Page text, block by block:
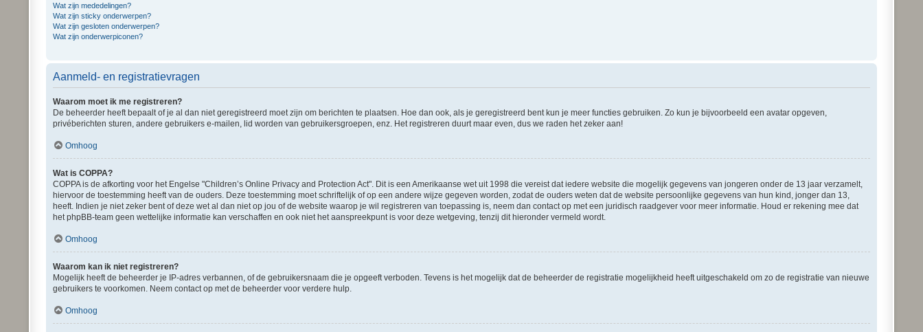
Wat zijn mededelingen?
Wat zijn sticky onderwerpen?
Wat zijn gesloten onderwerpen?
Wat zijn onderwerpiconen?
Aanmeld- en registratievragen
Waarom moet ik me registreren?
De beheerder heeft bepaalt of je al dan niet geregistreerd moet zijn om berichten te plaatsen. Hoe dan ook, als je geregistreerd bent kun je meer functies gebruiken. Zo kun je bijvoorbeeld een avatar opgeven,
privéberichten sturen, andere gebruikers e-mailen, lid worden van gebruikersgroepen, enz. Het registreren duurt maar even, dus we raden het zeker aan!
Omhoog
Wat is COPPA?
COPPA is de afkorting voor het Engelse "Children’s Online Privacy and Protection Act". Dit is een Amerikaanse wet uit 1998 die vereist dat iedere website die mogelijk gegevens van jongeren onder de 13 jaar verzamelt,
hiervoor de toestemming heeft van de ouders. Deze toestemming moet schriftelijk of op een andere wijze gegeven worden, zodat de ouders weten dat de website persoonlijke gegevens van hun kind, jonger dan 13,
heeft. Indien je niet zeker bent of deze wet al dan niet op jou of de website waarop je wil registreren van toepassing is, neem dan contact op met een juridisch raadgever voor meer informatie. Houd er rekening mee dat
het phpBB-team geen wettelijke informatie kan verschaffen en ook niet het aanspreekpunt is voor deze wetgeving, tenzij dit hieronder vermeld wordt.
Omhoog
Waarom kan ik niet registreren?
Mogelijk heeft de beheerder je IP-adres verbannen, of de gebruikersnaam die je opgeeft verboden. Tevens is het mogelijk dat de beheerder de registratie mogelijkheid heeft uitgeschakeld om zo de registratie van nieuwe
gebruikers te voorkomen. Neem contact op met de beheerder voor verdere hulp.
Omhoog